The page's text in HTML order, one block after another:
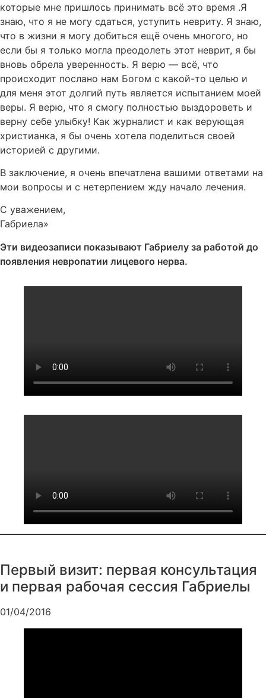
которые мне пришлось принимать всё это время .Я
знаю, что я не могу сдаться, уступить невриту. Я знаю,
что в жизни я могу добиться ещё очень многого, но
если бы я только могла преодолеть этот неврит, я бы
вновь обрела уверенность. Я верю — всё, что
происходит послано нам Богом с какой-то целью и
для меня этот долгий путь является испытанием моей
веры. Я верю, что я смогу полностью выздороветь и
верну себе улыбку! Как журналист и как верующая
христианка, я бы очень хотела поделиться своей
историей с другими.
В заключение, я очень впечатлена вашими ответами на
мои вопросы и с нетерпением жду начало лечения.
С уважением,
Габриела»
Эти видеозаписи показывают Габриелу за работой до
появления невропатии лицевого нерва.
Первый визит: первая консультация
и первая рабочая сессия Габриелы
01/04/2016